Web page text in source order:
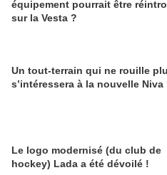
équipement pourrait être
sur la Vesta ?
Un tout-terrain qui ne rouille
s’intéressera à la nouvelle Niva
Le logo modernisé (du club de
hockey) Lada a été dévoilé !